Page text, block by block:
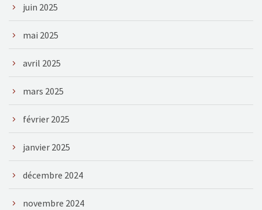
juin 2025
mai 2025
avril 2025
mars 2025
février 2025
janvier 2025
décembre 2024
novembre 2024